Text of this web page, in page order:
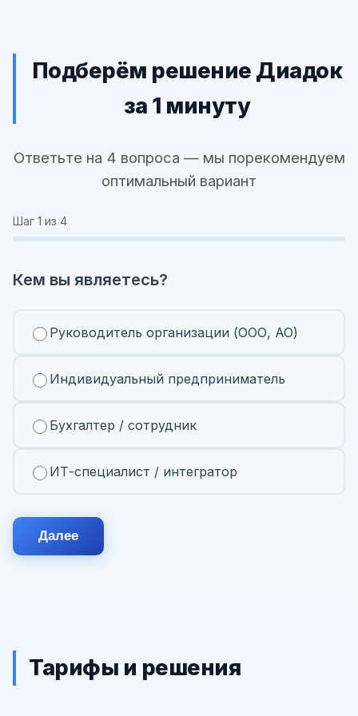
Подберём решение Диадок
за 1 минуту
Ответьте на 4 вопроса — мы порекомендуем
оптимальный вариант
Шаг 1 из 4
Кем вы являетесь?
Руководитель организации (ООО, АО)
Индивидуальный предприниматель
Бухгалтер / сотрудник
ИТ-специалист / интегратор
Далее
Тарифы и решения